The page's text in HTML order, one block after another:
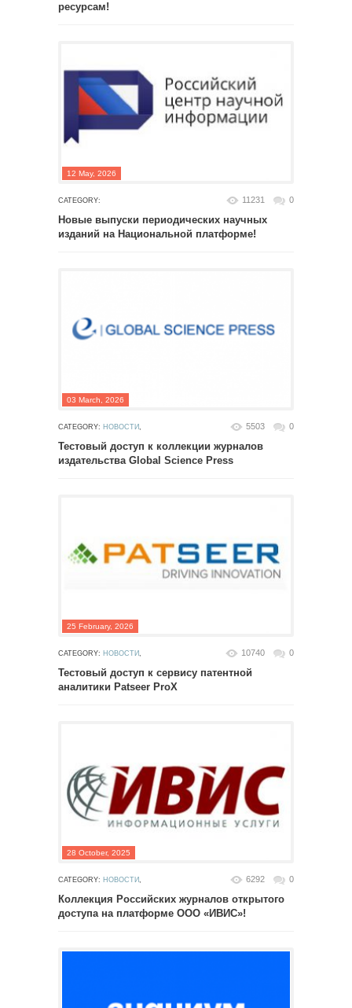
ресурсам!
12 May, 2026
CATEGORY: 11231 0
Новые выпуски периодических научных
изданий на Национальной платформе!
03 March, 2026
CATEGORY: НОВОСТИ 5503 0
Тестовый доступ к коллекции журналов
издательства Global Science Press
25 February, 2026
CATEGORY: НОВОСТИ 10740 0
Тестовый доступ к сервису патентной
аналитики Patseer ProX
28 October, 2025
CATEGORY: НОВОСТИ, 6292 0
Коллекция Российских журналов открытого
доступа на платформе ООО «ИВИС»!